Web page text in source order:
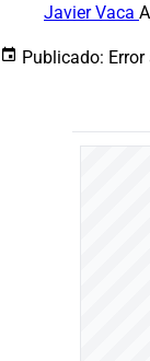
Javier Vaca
Publicado: